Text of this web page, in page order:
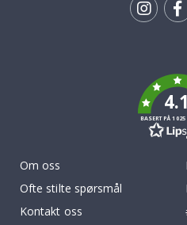
BASERT PÅ
Om oss
Ofte stilte spørsmål
Kontakt oss